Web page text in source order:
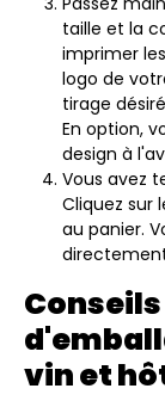
taille et la
imprimer
logo de
tirage
En option,
design à
Vous avez
Cliquez sur
au panier.
vin et